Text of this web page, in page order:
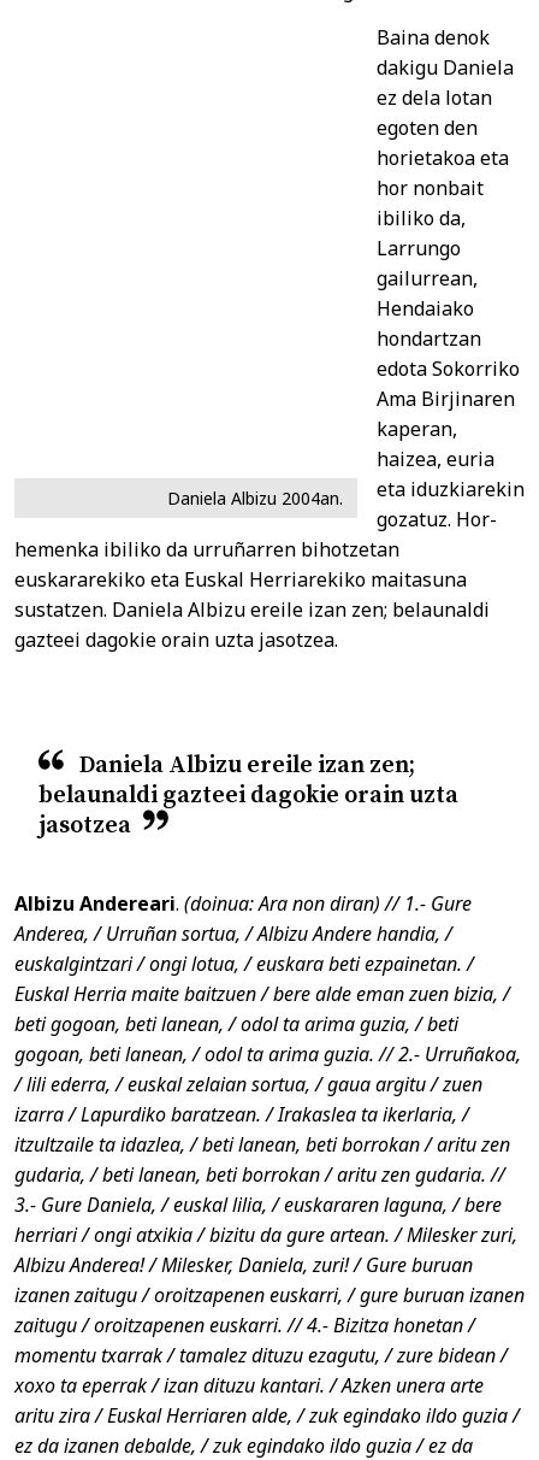
Daniela Albizu 2004an.
Baina denok
dakigu Daniela
ez dela lotan
egoten den
horietakoa eta
hor nonbait
ibiliko da,
Larrungo
gailurrean,
Hendaiako
hondartzan
edota Sokorriko
Ama Birjinaren
kaperan,
haizea, euria
eta iduzkiarekin
gozatuz. Hor-
hemenka ibiliko da urruñarren bihotzetan
euskararekiko eta Euskal Herriarekiko maitasuna
sustatzen. Daniela Albizu ereile izan zen; belaunaldi
gazteei dagokie orain uzta jasotzea.
Daniela Albizu ereile izan zen;
belaunaldi gazteei dagokie orain uzta
jasotzea
Albizu Andereari. (doinua: Ara non diran) // 1.- Gure
Anderea, / Urruñan sortua, / Albizu Andere handia, /
euskalgintzari / ongi lotua, / euskara beti ezpainetan. /
Euskal Herria maite baitzuen / bere alde eman zuen bizia, /
beti gogoan, beti lanean, / odol ta arima guzia, / beti
gogoan, beti lanean, / odol ta arima guzia. // 2.- Urruñakoa,
/ lili ederra, / euskal zelaian sortua, / gaua argitu / zuen
izarra / Lapurdiko baratzean. / Irakaslea ta ikerlaria, /
itzultzaile ta idazlea, / beti lanean, beti borrokan / aritu zen
gudaria, / beti lanean, beti borrokan / aritu zen gudaria. //
3.- Gure Daniela, / euskal lilia, / euskararen laguna, / bere
herriari / ongi atxikia / bizitu da gure artean. / Milesker zuri,
Albizu Anderea! / Milesker, Daniela, zuri! / Gure buruan
izanen zaitugu / oroitzapenen euskarri, / gure buruan izanen
zaitugu / oroitzapenen euskarri. // 4.- Bizitza honetan /
momentu txarrak / tamalez dituzu ezagutu, / zure bidean /
xoxo ta eperrak / izan dituzu kantari. / Azken unera arte
aritu zira / Euskal Herriaren alde, / zuk egindako ildo guzia /
ez da izanen debalde, / zuk egindako ildo guzia / ez da